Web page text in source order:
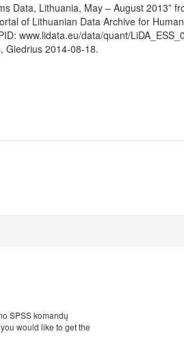
Data, Lithuania, May – August 2013”
of Lithuanian Data Archive for
www.lidata.eu/data/quant/
Giedrius 2014-08-18.
SPSS komandų
would like to get the